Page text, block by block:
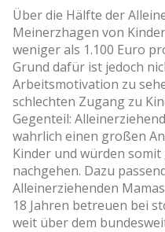
Über die Hälfte der
Meinerzhagen von
weniger als 1.100 Euro
Grund dafür ist jedoch
Arbeitsmotivation zu
schlechten Zugang zu
Gegenteil:
wahrlich einen großen
Kinder und würden
nachgehen. Dazu
Alleinerziehenden
18 Jahren betreuen bei
weit über dem